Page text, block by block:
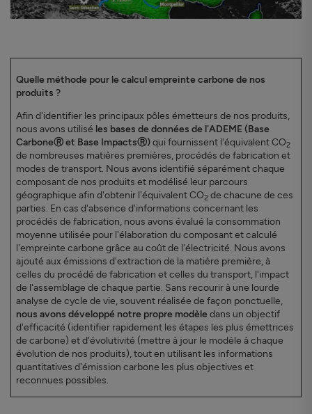
Quelle méthode pour le calcul empreinte carbone de nos
produits ?
Afin d'identifier les principaux pôles émetteurs de nos produits,
nous avons utilisé les bases de données de l'ADEME (Base
CarboneⓇ et Base ImpactsⓇ)qui fournissent l'équivalent CO2
de nombreuses matières premières, procédés de fabrication et
modes de transport. Nous avons identifié séparément chaque
composant de nos produits et modélisé leur parcours
géographique afin d'obtenir l'équivalent CO2 de chacune de ces
parties. En cas d'absence d'informations concernant les
procédés de fabrication, nous avons évalué la consommation
moyenne utilisée pour l'élaboration du composant et calculé
l'empreinte carbone grâce au coût de l'électricité. Nous avons
ajouté aux émissions d'extraction de la matière première, à
celles du procédé de fabrication et celles du transport, l'impact
de l'assemblage de chaque partie. Sans recourir à une lourde
analyse de cycle de vie, souvent réalisée de façon ponctuelle,
nous avons développé notre propre modèledans un objectif
d'efficacité (identifier rapidement les étapes les plus émettrices
de carbone) et d'évolutivité (mettre à jour le modèle à chaque
évolution de nos produits), tout en utilisant les informations
quantitatives d'émission carbone les plus objectives et
reconnues possibles.